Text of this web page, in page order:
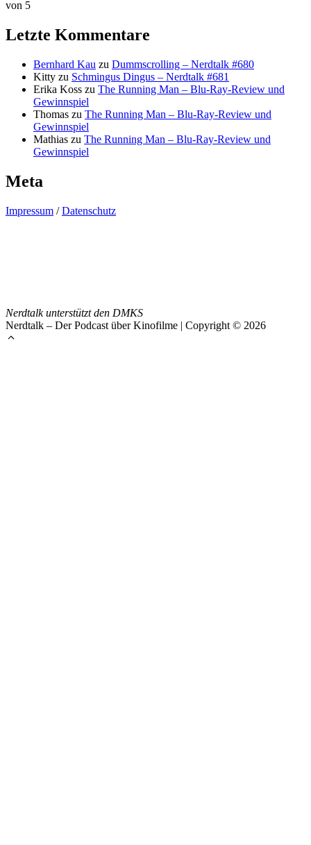
von 5
Letzte Kommentare
Bernhard Kau zu Dummscrolling – Nerdtalk #680
Kitty zu Schmingus Dingus – Nerdtalk #681
Erika Koss zu The Running Man – Blu-Ray-Review und
Gewinnspiel
Thomas zu The Running Man – Blu-Ray-Review und
Gewinnspiel
Mathias zu The Running Man – Blu-Ray-Review und
Gewinnspiel
Meta
Impressum /Datenschutz
Nerdtalk unterstützt den DMKS
Nerdtalk – Der Podcast über Kinofilme | Copyright © 2026